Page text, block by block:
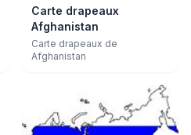
Carte drapeaux
Afghanistan
Carte drapeaux de
Afghanistan